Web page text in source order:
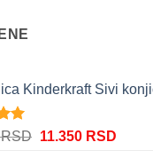
Kinderkraft Sivi
RSD Originalna
11.350 RSD